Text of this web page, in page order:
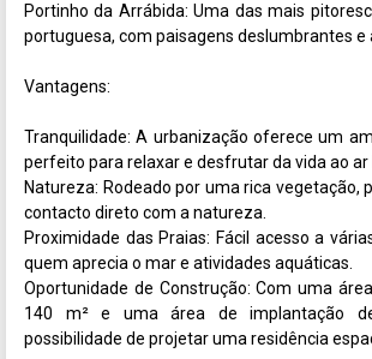
Portinho da Arrábida: Uma das mais
portuguesa, com paisagens deslumbrantes e
Vantagens:
Tranquilidade: A urbanização oferece um
perfeito para relaxar e desfrutar da vida ao ar
Natureza: Rodeado por uma rica vegetação,
contacto direto com a natureza.
Proximidade das Praias: Fácil acesso a
quem aprecia o mar e atividades aquáticas.
Oportunidade de Construção: Com uma
140 m² e uma área de implantação
possibilidade de projetar uma residência